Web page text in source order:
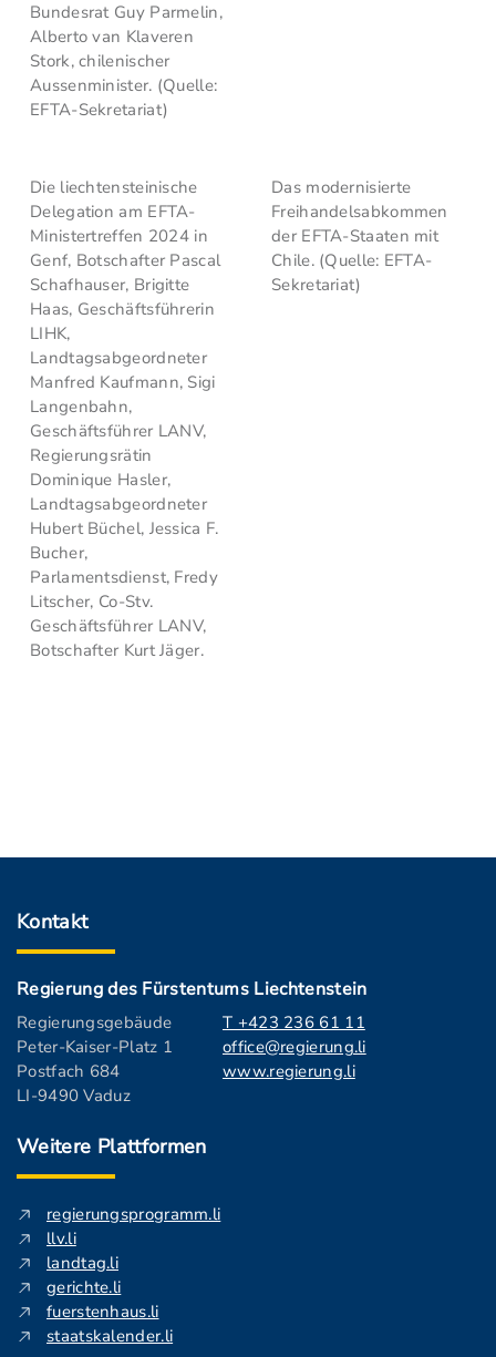
Bundesrat Guy Parmelin,
Alberto van Klaveren
Stork, chilenischer
Aussenminister. (Quelle:
EFTA-Sekretariat)
Die liechtensteinische
Delegation am EFTA-
Ministertreffen 2024 in
Genf, Botschafter Pascal
Schafhauser, Brigitte
Haas, Geschäftsführerin
LIHK,
Landtagsabgeordneter
Manfred Kaufmann, Sigi
Langenbahn,
Geschäftsführer LANV,
Regierungsrätin
Dominique Hasler,
Landtagsabgeordneter
Hubert Büchel, Jessica F.
Bucher,
Parlamentsdienst, Fredy
Litscher, Co-Stv.
Geschäftsführer LANV,
Botschafter Kurt Jäger.
Das modernisierte
Freihandelsabkommen
der EFTA-Staaten mit
Chile. (Quelle: EFTA-
Sekretariat)
Kontakt
Regierung des Fürstentums Liechtenstein
Regierungsgebäude
Peter-Kaiser-Platz 1
Postfach 684
LI-9490 Vaduz
T +423 236 61 11
office@regierung.li
www.regierung.li
Weitere Plattformen
regierungsprogramm.li
llv.li
landtag.li
gerichte.li
fuerstenhaus.li
staatskalender.li